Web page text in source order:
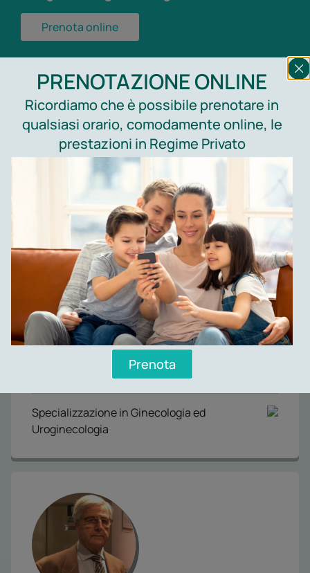
Prenota online
Aggiungi qui il testo del
titolo
Medici specialisti
Lorita Cito
Specializzazione in Ginecologia ed
Uroginecologia
PRENOTAZIONE ONLINE
Ricordiamo che è possibile prenotare in
qualsiasi orario, comodamente online, le
prestazioni in Regime Privato
Prenota